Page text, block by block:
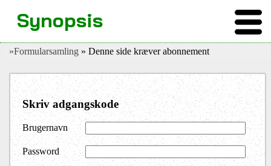
»Formularsamling » Denne side kræver abonnement
Skriv adgangskode
Brugernavn
Password
Synopsis